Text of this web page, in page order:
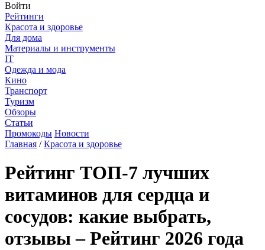
Войти
Рейтинги
Красота и здоровье
Для дома
Материалы и инструменты
IT
Одежда и мода
Кино
Транспорт
Туризм
Обзоры
Статьи
Промокоды Новости
Главная /Красота и здоровье
Рейтинг ТОП-7 лучших
витаминов для сердца и
сосудов: какие выбрать,
отзывы – Рейтинг 2026 года